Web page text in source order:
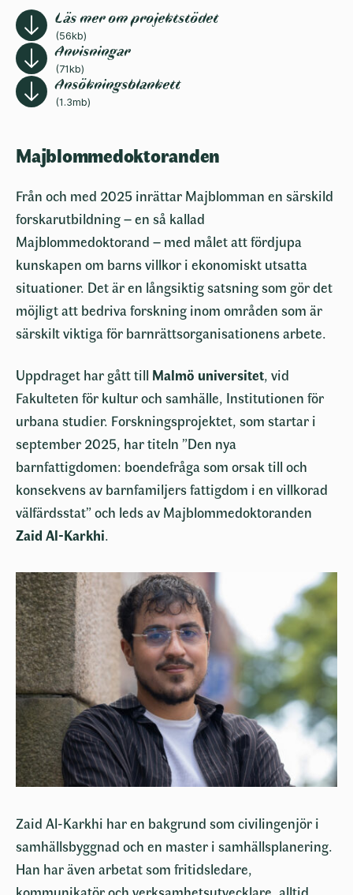
Läs mer om projektstödet
(56kb)
Anvisningar
(71kb)
Ansökningsblankett
(1.3mb)
Majblommedoktoranden
Från och med 2025 inrättar Majblomman en särskild
forskarutbildning – en så kallad
Majblommedoktorand – med målet att fördjupa
kunskapen om barns villkor i ekonomiskt utsatta
situationer. Det är en långsiktig satsning som gör det
möjligt att bedriva forskning inom områden som är
särskilt viktiga för barnrättsorganisationens arbete.
Uppdraget har gått till Malmö universitet, vid
Fakulteten för kultur och samhälle, Institutionen för
urbana studier. Forskningsprojektet, som startar i
september 2025, har titeln ”Den nya
barnfattigdomen: boendefråga som orsak till och
konsekvens av barnfamiljers fattigdom i en villkorad
välfärdsstat” och leds av Majblommedoktoranden
Zaid Al-Karkhi.
Zaid Al-Karkhi har en bakgrund som civilingenjör i
samhällsbyggnad och en master i samhällsplanering.
Han har även arbetat som fritidsledare,